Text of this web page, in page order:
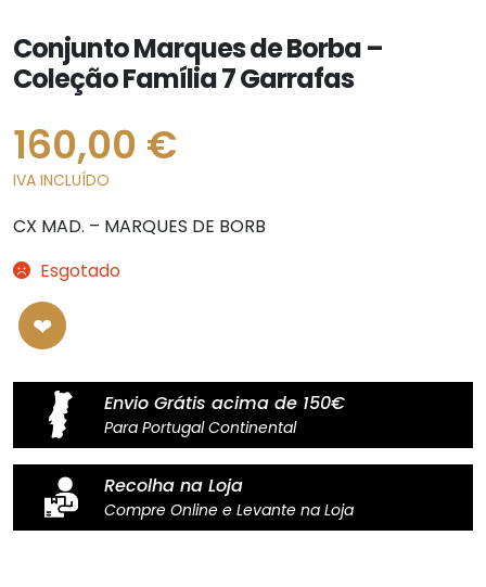
Conjunto Marques de Borba –
Coleção Família 7 Garrafas
160,00 €
IVA INCLUÍDO
CX MAD. – MARQUES DE BORB
Esgotado
Envio Grátis acima de 150€
Para Portugal Continental
Recolha na Loja
Compre Online e Levante na Loja